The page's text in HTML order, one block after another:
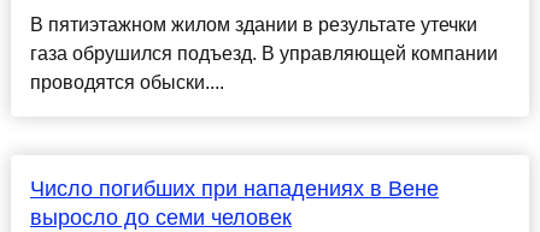
В пятиэтажном жилом здании в результате утечки
газа обрушился подъезд. В управляющей компании
проводятся обыски....
Число погибших при нападениях в Вене
выросло до семи человек